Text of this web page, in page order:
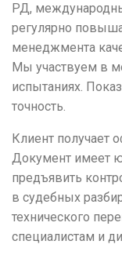
РД,
регулярно
менеджмента
Мы участвуем в
испытаниях.
точность.
Клиент получает
Документ имеет
предъявить
в судебных
технического
специалистам и